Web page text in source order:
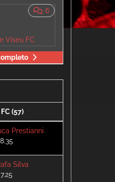
6
Viseu FC
(57)
Prestianni
8.35
Silva
7.25